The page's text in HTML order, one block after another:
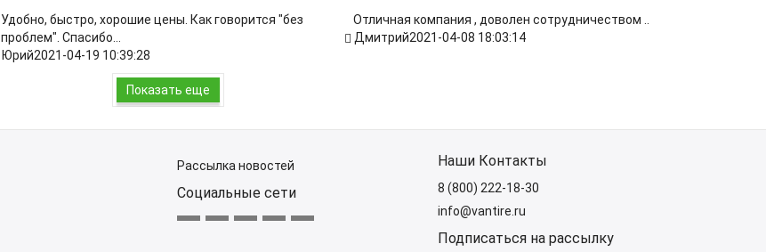
Удобно, быстро, хорошие цены. Как говорится "без
проблем". Спасибо...
Юрий2021-04-19 10:39:28
Отличная компания , доволен сотрудничеством ..
Дмитрий2021-04-08 18:03:14
Показать еще
Рассылка новостей
Социальные сети
Наши Контакты
8 (800) 222-18-30
info@vantire.ru
Подписаться на рассылку